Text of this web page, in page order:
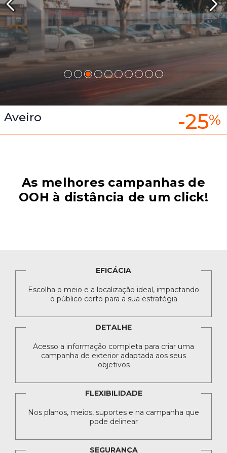
Aveiro -25%
As melhores campanhas de
OOH à distância de um click!
EFICÁCIA
Escolha o meio e a localização ideal, impactando
o público certo para a sua estratégia
DETALHE
Acesso a informação completa para criar uma
campanha de exterior adaptada aos seus
objetivos
FLEXIBILIDADE
Nos planos, meios, suportes e na campanha que
pode delinear
SEGURANÇA